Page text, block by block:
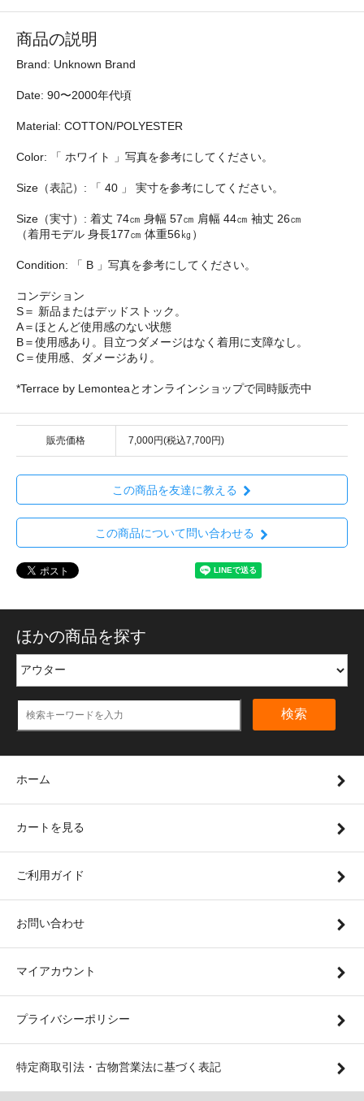
商品の説明
Brand: Unknown Brand
Date: 90〜2000年代頃
Material: COTTON/POLYESTER
Color: 「 ホワイト 」写真を参考にしてください。
Size（表記）: 「 40 」 実寸を参考にしてください。
Size（実寸）: 着丈 74㎝ 身幅 57㎝ 肩幅 44㎝ 袖丈 26㎝
（着用モデル 身長177㎝ 体重56㎏）
Condition: 「 B 」写真を参考にしてください。
コンデション
S＝ 新品またはデッドストック。
A＝ほとんど使用感のない状態
B＝使用感あり。目立つダメージはなく着用に支障なし。
C＝使用感、ダメージあり。
*Terrace by Lemonteaとオンラインショップで同時販売中
販売価格 7,000円(税込7,700円)
この商品を友達に教える
この商品について問い合わせる
ほかの商品を探す
検索
ホーム
カートを見る
ご利用ガイド
お問い合わせ
マイアカウント
プライバシーポリシー
特定商取引法・古物営業法に基づく表記